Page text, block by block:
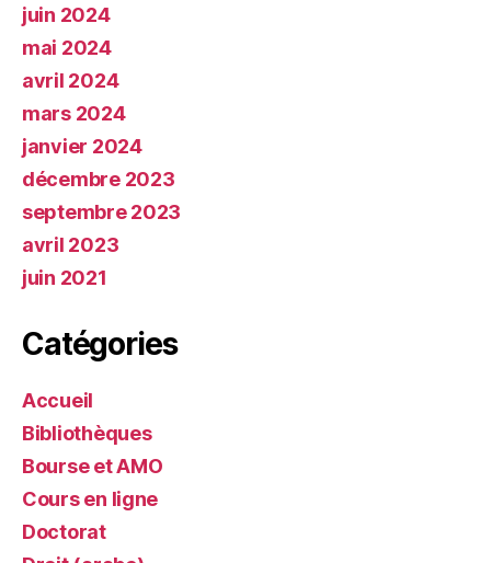
juin 2024
mai 2024
avril 2024
mars 2024
janvier 2024
décembre 2023
septembre 2023
avril 2023
juin 2021
Catégories
Accueil
Bibliothèques
Bourse et AMO
Cours en ligne
Doctorat